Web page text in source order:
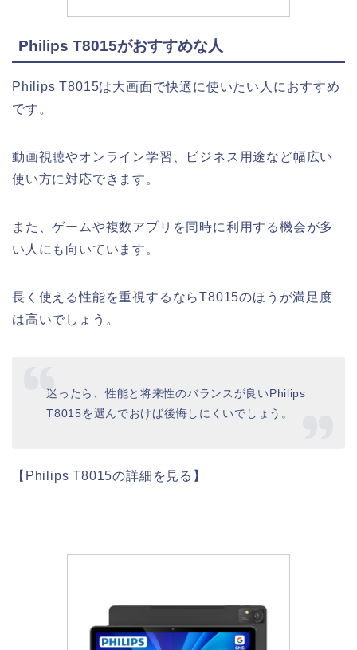
Philips T8015がおすすめな人
Philips T8015は大画面で快適に使いたい人におすすめ
です。
動画視聴やオンライン学習、ビジネス用途など幅広い
使い方に対応できます。
また、ゲームや複数アプリを同時に利用する機会が多
い人にも向いています。
長く使える性能を重視するならT8015のほうが満足度
は高いでしょう。
迷ったら、性能と将来性のバランスが良いPhilips
T8015を選んでおけば後悔しにくいでしょう。
【Philips T8015の詳細を見る】